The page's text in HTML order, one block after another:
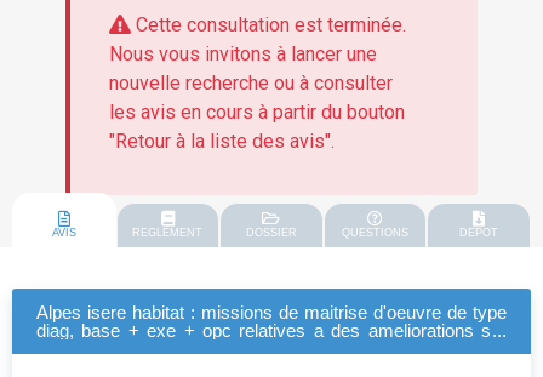
residences du patrimoine d'alpes isere habitat
Cette consultation est terminée.
Nous vous invitons à lancer une
nouvelle recherche ou à consulter
les avis en cours à partir du bouton
"Retour à la liste des avis".
AVIS REGLEMENT DOSSIER QUESTIONS DEPOT
Alpes isere habitat : missions de maitrise d'oeuvre de type
diag, base + exe + opc relatives a des ameliorations sur